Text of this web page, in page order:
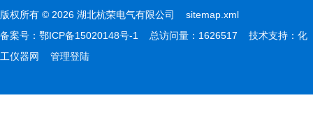
版权所有 © 2026 湖北杭荣电气有限公司 sitemap.xml
备案号： 鄂ICP备15020148号-1 总访问量：1626517 技术支持： 化
工仪器网
管理登陆